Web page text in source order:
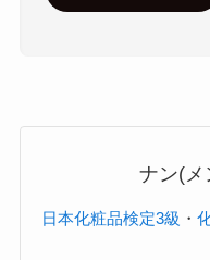
ナン(メ
日本化粧品検定3級 ・